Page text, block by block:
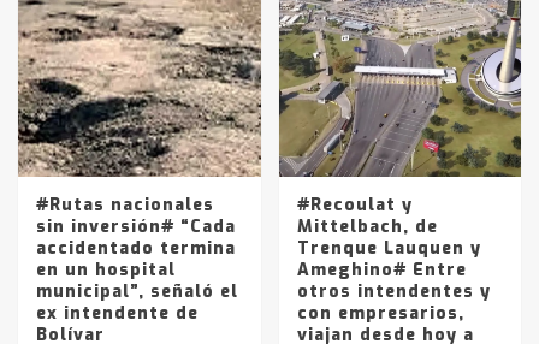
4
joven de Trenque Lauquen
5
Los precios de los combustibles en
La Pampa, desde YPF hasta Axion
entre 857 a 1338 pesos
#Rutas nacionales
sin inversión# “Cada
accidentado termina
en un hospital
municipal”, señaló el
ex intendente de
Bolívar
#Recoulat y
Mittelbach, de
Trenque Lauquen y
Ameghino# Entre
otros intendentes y
con empresarios,
viajan desde hoy a